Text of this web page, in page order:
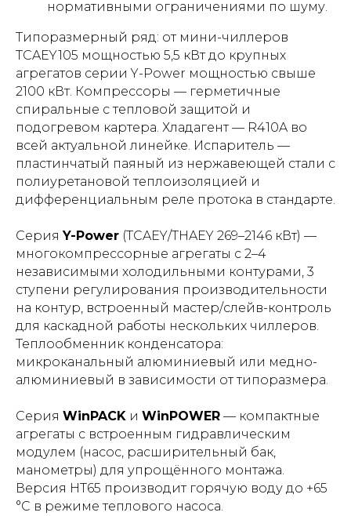
нормативными ограничениями по шуму.
Типоразмерный ряд: от мини-чиллеров
TCAEY105 мощностью 5,5 кВт до крупных
агрегатов серии Y-Power мощностью свыше
2100 кВт. Компрессоры — герметичные
спиральные с тепловой защитой и
подогревом картера. Хладагент — R410A во
всей актуальной линейке. Испаритель —
пластинчатый паяный из нержавеющей стали с
полиуретановой теплоизоляцией и
дифференциальным реле протока в стандарте.
СерияY-Power (TCAEY/THAEY 269–2146 кВт) —
многокомпрессорные агрегаты с 2–4
независимыми холодильными контурами, 3
ступени регулирования производительности
на контур, встроенный мастер/слейв-контроль
для каскадной работы нескольких чиллеров.
Теплообменник конденсатора:
микроканальный алюминиевый или медно-
алюминиевый в зависимости от типоразмера.
Серия WinPACK и WinPOWER — компактные
агрегаты с встроенным гидравлическим
модулем (насос, расширительный бак,
манометры) для упрощённого монтажа.
Версия HT65 производит горячую воду до +65
°С в режиме теплового насоса.